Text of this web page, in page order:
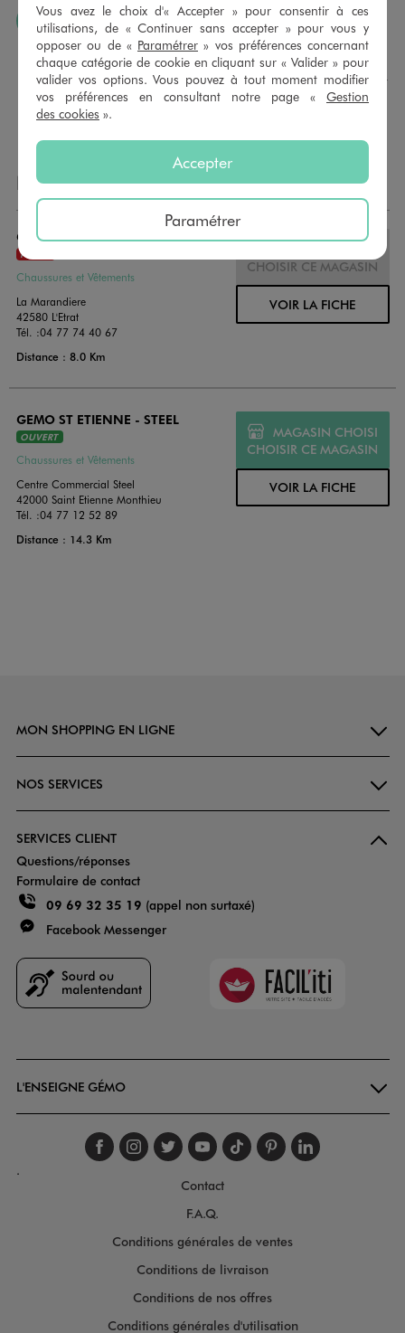
J’AIME FAIRE PLAISIR
Nous vous proposons des cartes cadeaux GÉMO d’un
montant au choix entre 10€ et 150€. Les cartes cadeau
GÉMO sont valables 1 an, utilisables en plusieurs fois, pour
payer vos achats en magasin. Offrez vos cartes cadeau
dans de jolies enveloppes pour toutes les occasions.
NOS AUTRES MAGASINS
GEMO ST ETIENNE - L'ETRAT
FERMÉ
Chaussures et Vêtements
La Marandiere
42580 L'Etrat
Tél. :04 77 74 40 67
Distance : 8.0 Km
CHOISIR CE MAGASIN
VOIR LA FICHE
GEMO ST ETIENNE - STEEL
OUVERT
Chaussures et Vêtements
Centre Commercial Steel
42000 Saint Etienne Monthieu
Tél. :04 77 12 52 89
Distance : 14.3 Km
MAGASIN CHOISI
CHOISIR CE MAGASIN
VOIR LA FICHE
MON SHOPPING EN LIGNE
NOS SERVICES
SERVICES CLIENT
Questions/réponses
Formulaire de contact
09 69 32 35 19 (appel non surtaxé)
Facebook Messenger
Faciliti
L'ENSEIGNE GÉMO
Suivez-nous sur
Suivez-nous sur
Suivez-nous sur
Suivez-nous
Suivez-nous
Suivez-
.
Contact
F.A.Q.
Conditions générales de ventes
Conditions de livraison
Conditions de nos offres
Conditions générales d'utilisation
Vous avez le choix d'« Accepter » pour consentir à ces
utilisations, de « Continuer sans accepter » pour vous y
opposer ou de « Paramétrer » vos préférences concernant
chaque catégorie de cookie en cliquant sur « Valider » pour
valider vos options. Vous pouvez à tout moment modifier
vos préférences en consultant notre page « Gestion
des cookies ».
Accepter
Paramétrer